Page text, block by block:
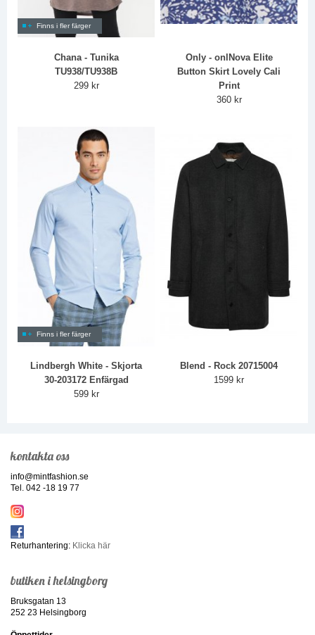
Finns i fler färger
Chana - Tunika
TU938/TU938B
299 kr
Only - onlNova Elite
Button Skirt Lovely Cali
Print
360 kr
Finns i fler färger
Lindbergh White - Skjorta
30-203172 Enfärgad
599 kr
Blend - Rock 20715004
1599 kr
kontakta oss
info@mintfashion.se
Tel. 042 -18 19 77
Returhantering: Klicka här
butiken i helsingborg
Bruksgatan 13
252 23 Helsingborg